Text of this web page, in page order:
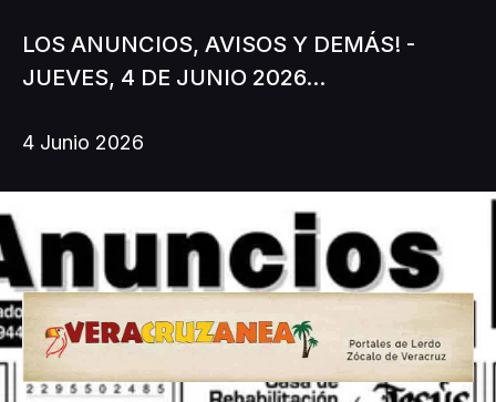
LOS ANUNCIOS, AVISOS Y DEMÁS! -
JUEVES, 4 DE JUNIO 2026...
4 Junio 2026